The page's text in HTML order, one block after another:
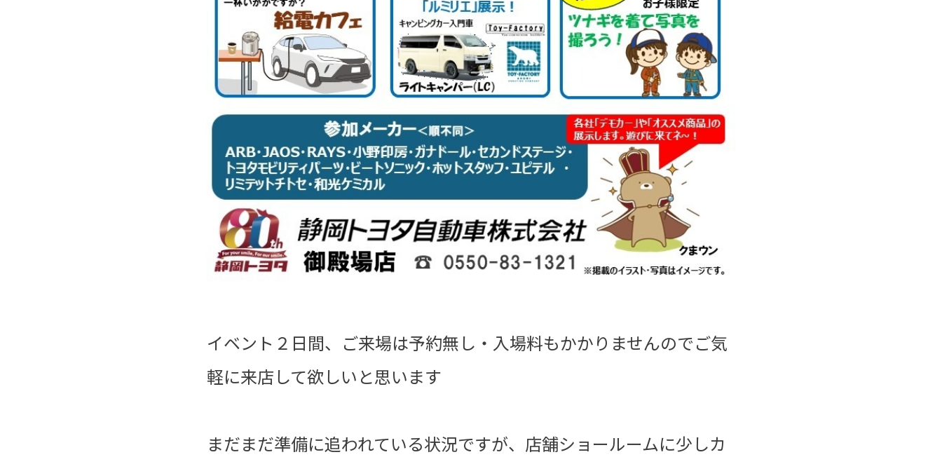
イベント２日間、ご来場は予約無し・入場料もかかりませんのでご気
軽に来店して欲しいと思います
まだまだ準備に追われている状況ですが、店舗ショールームに少しカ